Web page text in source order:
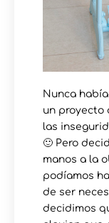
Nunca
un proyecto
las
🙂 Pero
manos a la
podíamos
de ser
decidimos